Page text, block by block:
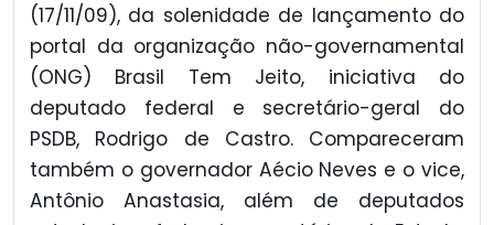
(17/11/09), da solenidade de lançamento do
portal da organização não-governamental
(ONG) Brasil Tem Jeito, iniciativa do
deputado federal e secretário-geral do
PSDB, Rodrigo de Castro. Compareceram
também o governador Aécio Neves e o vice,
Antônio Anastasia, além de deputados